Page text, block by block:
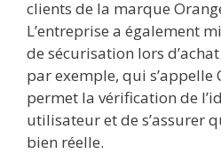
clients de la marque
L’entreprise a également
de sécurisation lors
par exemple, qui s’appelle
permet la vérification de
utilisateur et de s’assurer
bien réelle.